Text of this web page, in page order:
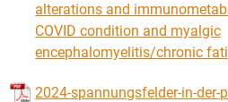
alterations and
COVID condition and myalgic
encephalomyelitis/chronic
2024-spannungsfelder-in-der-